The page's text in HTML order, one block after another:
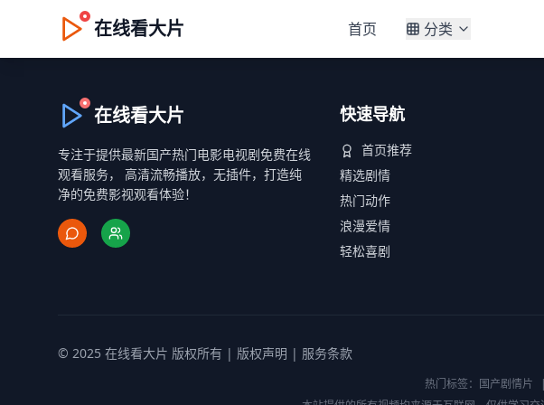
在线看大片 首页 分类
在线看大片
专注于提供最新国产热门电影电视剧免费在线
观看服务， 高清流畅播放，无插件，打造纯
净的免费影视观看体验！
快速导航
首页推荐
精选剧情
热门动作
浪漫爱情
轻松喜剧
© 2025 在线看大片 版权所有 | 版权声明 | 服务条款
热门标签： 国产剧情片 |